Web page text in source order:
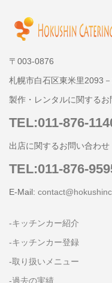
〒003-0876
札幌市白石区東米里2093
製作・レンタルに関するお
TEL:011-876-
出店に関するお問い合わせ
TEL:011-876-
E-Mail:
-キッチンカー紹介
-キッチンカー登録
-取り扱いメニュー
-過去の実績